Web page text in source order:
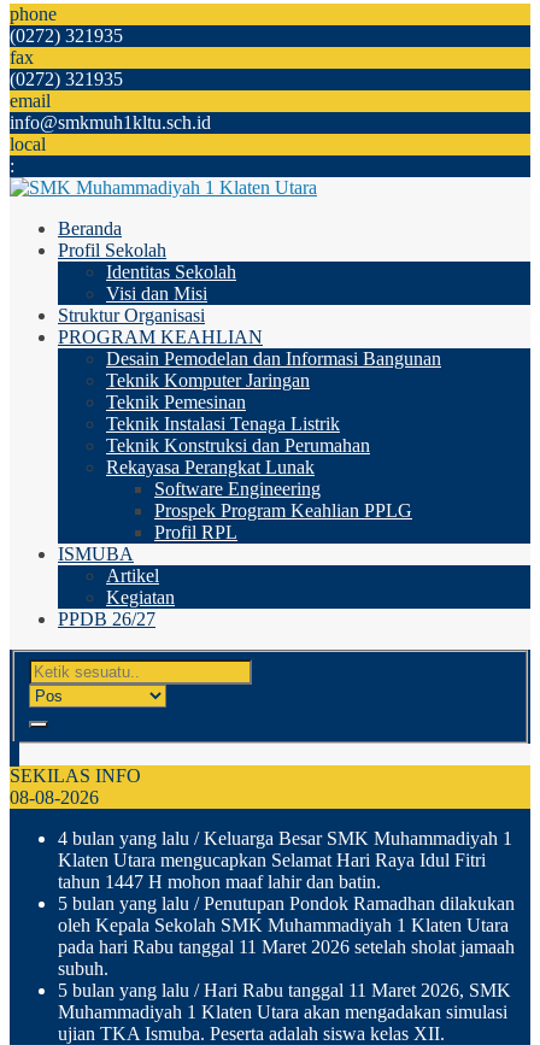
phone
(0272) 321935
fax
(0272) 321935
email
info@smkmuh1kltu.sch.id
local
:
Beranda
Profil Sekolah
Identitas Sekolah
Visi dan Misi
Struktur Organisasi
PROGRAM KEAHLIAN
Desain Pemodelan dan Informasi Bangunan
Teknik Komputer Jaringan
Teknik Pemesinan
Teknik Instalasi Tenaga Listrik
Teknik Konstruksi dan Perumahan
Rekayasa Perangkat Lunak
Software Engineering
Prospek Program Keahlian PPLG
Profil RPL
ISMUBA
Artikel
Kegiatan
PPDB 26/27
SEKILAS INFO
08-08-2026
4 bulan yang lalu / Keluarga Besar SMK Muhammadiyah 1
Klaten Utara mengucapkan Selamat Hari Raya Idul Fitri
tahun 1447 H mohon maaf lahir dan batin.
5 bulan yang lalu / Penutupan Pondok Ramadhan dilakukan
oleh Kepala Sekolah SMK Muhammadiyah 1 Klaten Utara
pada hari Rabu tanggal 11 Maret 2026 setelah sholat jamaah
subuh.
5 bulan yang lalu / Hari Rabu tanggal 11 Maret 2026, SMK
Muhammadiyah 1 Klaten Utara akan mengadakan simulasi
ujian TKA Ismuba. Peserta adalah siswa kelas XII.